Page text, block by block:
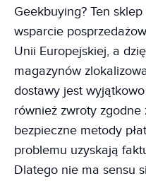
Geekbuying? Ten
wsparcie
Unii Europejskiej, a
magazynów
dostawy jest
również zwroty
bezpieczne metody
problemu uzyskają
Dlatego nie ma sensu